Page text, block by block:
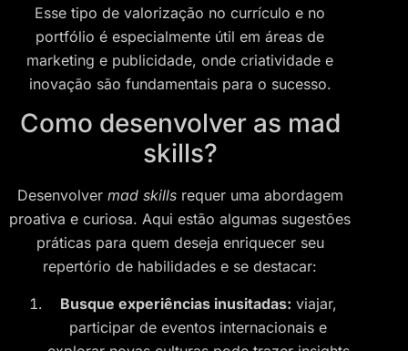
Esse tipo de valorização no currículo e no
portfólio é especialmente útil em áreas de
marketing e publicidade, onde criatividade e
inovação são fundamentais para o sucesso.
Como desenvolver as mad
skills?
Desenvolver mad skillsrequer uma abordagem
proativa e curiosa. Aqui estão algumas sugestões
práticas para quem deseja enriquecer seu
repertório de habilidades e se destacar:
Busque experiências inusitadas: viajar,
participar de eventos internacionais e